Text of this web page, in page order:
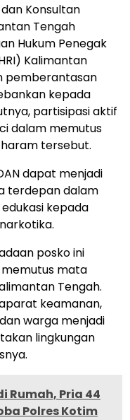
Konsultan
Tengah
Hukum Penegak
Kalimantan
pemberantasan
kepada
partisipasi aktif
dalam memutus
tersebut.
dapat menjadi
terdepan dalam
kepada
posko ini
mata
Tengah.
keamanan,
warga menjadi
lingkungan
Rumah, Pria 44
Polres Kotim